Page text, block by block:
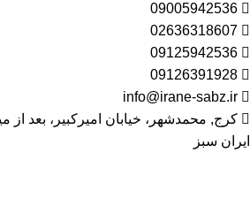
09005942536
02636318607
09125942536
09126391928
info@irane-sabz.ir
کرج, محمدشهر، خیابان امیرکبیر، بعد از
ایران سبز